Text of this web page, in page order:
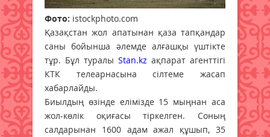
Фото: istockphoto.com
Қазақстан жол апатынан қаза тапқандар
саны бойынша әлемде алғашқы үштікте
тұр. Бұл туралы Stan.kz ақпарат агенттігі
КТК телеарнасына сілтеме жасап
хабарлайды.
Биылдың өзінде елімізде 15 мыңнан аса
жол-көлік оқиғасы тіркелген. Соның
салдарынан 1600 адам ажал құшып, 35